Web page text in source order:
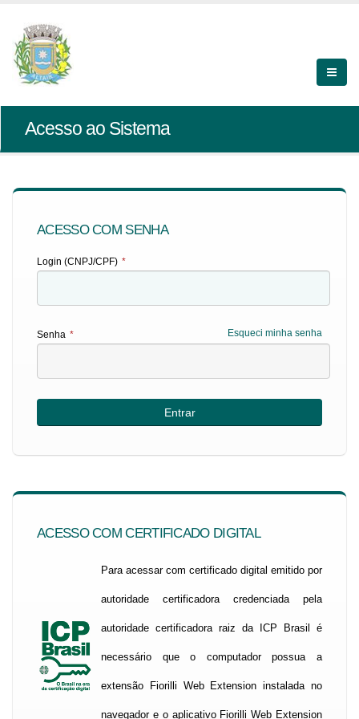
Acesso ao Sistema
ACESSO COM SENHA
Login (CNPJ/CPF) *
Esqueci minha senha
Senha *
ACESSO COM CERTIFICADO DIGITAL
Para acessar com certificado digital emitido por
autoridade certificadora credenciada pela
autoridade certificadora raiz da ICP Brasil é
necessário que o computador possua a
extensão Fiorilli Web Extension instalada no
navegador e o aplicativo Fiorilli Web Extension